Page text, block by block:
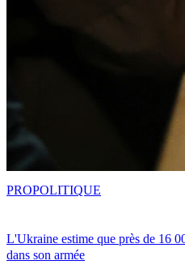
L'Ukraine estime que près de 16
dans son armée
PROPOLITIQUE